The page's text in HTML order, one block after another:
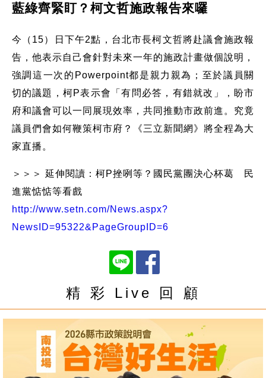
藍綠齊緊盯？柯文哲施政報告來囉
今（15）日下午2點，台北市長柯文哲將赴議會施政報
告，他表示自己會針對未來一年的施政計畫做個說明，
強調這一次的Powerpoint都是親力親為；至於議員關
切的議題，柯P表示會「有問必答，有錯就改」，盼市
府和議會可以一同展現效率，共同推動市政前進。究竟
議員們會如何鞭策柯市府？《三立新聞網》將全程為大
家直播。
＞＞＞ 延伸閱讀：柯P挫咧等？國民黨團決心杯葛 民
進黨惦惦等看戲
http://www.setn.com/News.aspx?
NewsID=95322&PageGroupID=6
精 彩 Live 回 顧